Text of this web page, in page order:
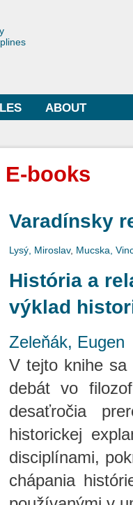
ABOUT
E-books
Varadínsky
Lysý, Miroslav, Mucska,
História a
výklad
Zeleňák, Eugen
V tejto knihe sa
debát vo
desaťročia
historickej
disciplínami,
chápania